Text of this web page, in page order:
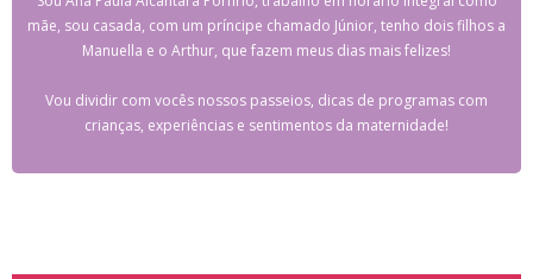
mãe, sou casada, com um príncipe chamado Júnior, tenho dois filhos a
Manuella e o Arthur, que fazem meus dias mais felizes!
Vou dividir com vocês nossos passeios, dicas de programas com
crianças, experiências e sentimentos da maternidade!